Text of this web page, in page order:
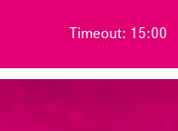
Timeout: 15:00